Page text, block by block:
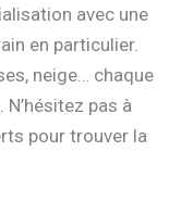
avec une
en particulier.
neige… chaque
pas à
pour trouver la